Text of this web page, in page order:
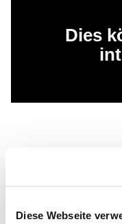
Diese Webseite
Dies